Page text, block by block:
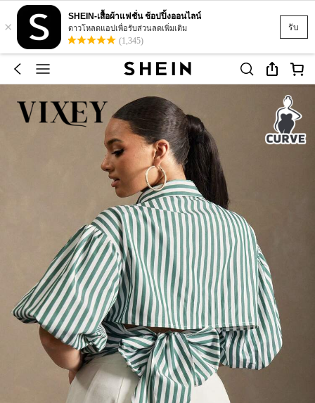
รับ
×
SHEIN-เสื้อผ้าแฟชั่น ช้อปปิ้งออนไลน์
ดาวโหลดแอปเพื่อรับส่วนลดเพิ่มเติม
(1,345)